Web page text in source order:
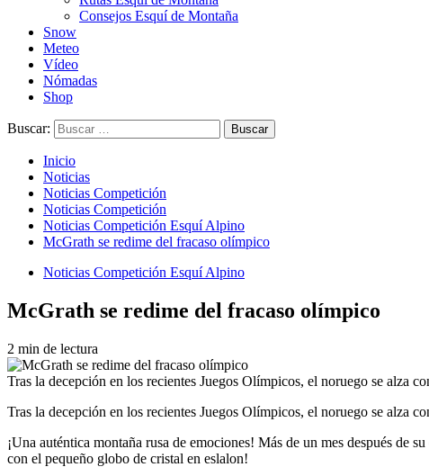
Consejos Esquí de Montaña
Snow
Meteo
Vídeo
Nómadas
Shop
Buscar:
Inicio
Noticias
Noticias Competición
Noticias Competición
Noticias Competición Esquí Alpino
McGrath se redime del fracaso olímpico
Noticias Competición Esquí Alpino
McGrath se redime del fracaso olímpico
2 min de lectura
Tras la decepción en los recientes Juegos Olímpicos, el noruego se alza
Tras la decepción en los recientes Juegos Olímpicos, el noruego se alza
¡Una auténtica montaña rusa de emociones! Más de un mes después
con el pequeño globo de cristal en eslalon!